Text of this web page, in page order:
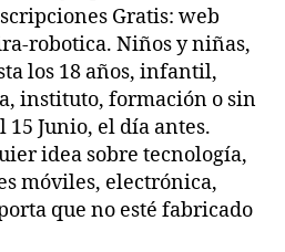
Gratis: web
robotica. Niños y niñas,
los 18 años, infantil,
instituto, formación o sin
Junio, el día antes.
idea sobre tecnología,
móviles, electrónica,
que no esté fabricado